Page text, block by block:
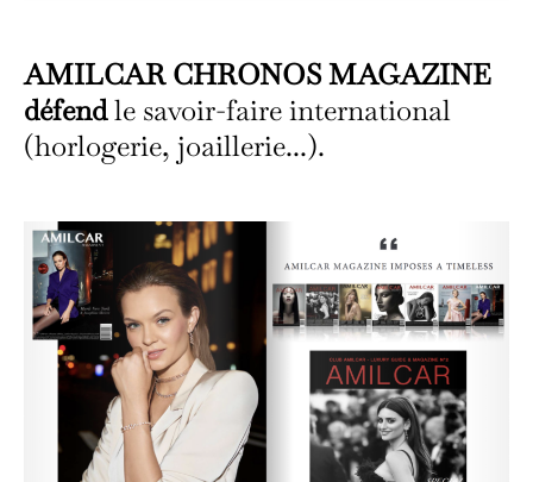
AMILCAR CHRONOS MAGAZINE
défendle savoir-faire international
(horlogerie, joaillerie...).